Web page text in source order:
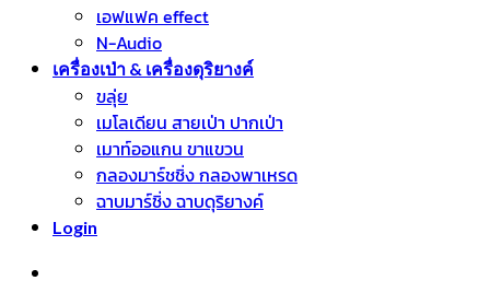
เอฟแฟค effect
N-Audio
เครื่องเป่า & เครื่องดุริยางค์
ขลุ่ย
เมโลเดียน สายเป่า ปากเป่า
เมาท์ออแกน ขาแขวน
กลองมาร์ชชิ่ง กลองพาเหรด
ฉาบมาร์ชิ่ง ฉาบดุริยางค์
Login